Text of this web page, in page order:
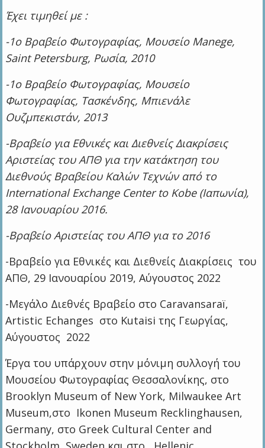
Έχει τιμηθεί με :
-1ο Βραβείο Φωτογραφίας, Μουσείο Manege,
Saint Petersburg, Ρωσία, 2010
-1ο Βραβείο Φωτογραφίας, Μουσείο
Φωτογραφίας, Τασκένδης, Μπιενάλε
Ουζμπεκιστάν, 2013
-Βραβείο για Εθνικές και Διεθνείς Διακρίσεις
Αριστείας του ΑΠΘ για την κατάκτηση του
Διεθνούς Βραβείου Καλών Τεχνών από τo
International Exchange Center to Kobe (Ιαπωνία),
28 Ιανουαρίου 2016.
-Βραβείο Αριστείας του ΑΠΘ για το 2016
-Βραβείο για Εθνικές και Διεθνείς Διακρίσεις του
ΑΠΘ, 29 Ιανουαρίου 2019, Αύγουστος 2022
-Μεγάλο Διεθνές Βραβείο στο Caravansaraï,
Artistic Echanges στο Kutaisi της Γεωργίας,
Αύγουστος 2022
Έργα του υπάρχουν στην μόνιμη συλλογή του
Μουσείου Φωτογραφίας Θεσσαλονίκης, στο
Brooklyn Museum of New York, Milwaukee Art
Museum,στο Ikonen Museum Recklinghausen,
Germany, στο Greek Cultural Center and